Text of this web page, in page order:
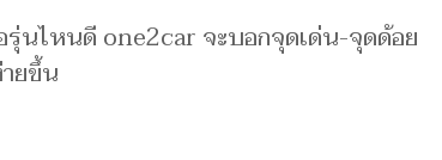
นไหนดี one2car จะบอกจุดเด่น-จุดด้อย
ยขึ้น